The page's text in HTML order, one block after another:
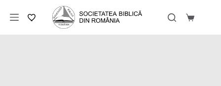
conținut
Coș